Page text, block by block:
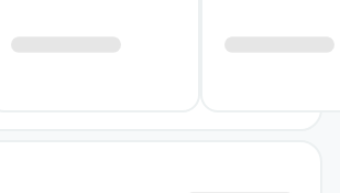
این کتاب برای کسانی نوشته